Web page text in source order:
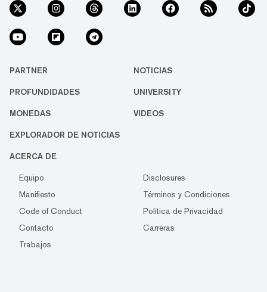
PARTNER NOTICIAS
PROFUNDIDADES UNIVERSITY
MONEDAS VIDEOS
EXPLORADOR DE NOTICIAS
ACERCA DE
Equipo
Disclosures
Manifiesto
Términos y Condiciones
Code of Conduct
Política de Privacidad
Contacto
Carreras
Trabajos